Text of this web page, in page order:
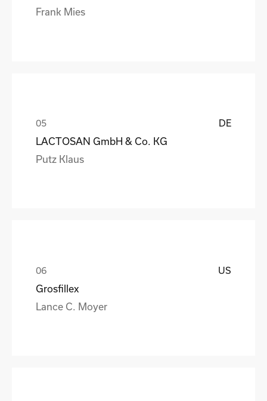
Frank Mies
DE
LACTOSAN GmbH & Co. KG
Putz Klaus
US
Grosfillex
Lance C. Moyer